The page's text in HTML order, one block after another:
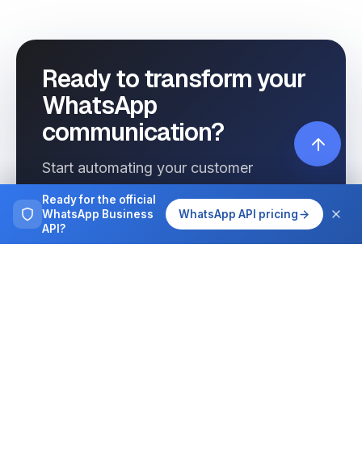
Ready to transform your
WhatsApp
communication?
Start automating your customer
interactions today with Wassenger.
Get started free
Ready for the official
WhatsApp Business
API?
WhatsApp API pricing